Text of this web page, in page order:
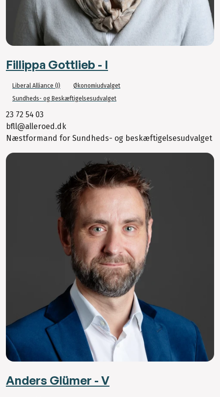
Fillippa Gottlieb - I
Liberal Alliance (I)
Økonomiudvalget
Sundheds- og Beskæftigelsesudvalget
23 72 54 03
bfll@alleroed.dk
Næstformand for Sundheds- og beskæftigelsesudvalget
Anders Glümer - V